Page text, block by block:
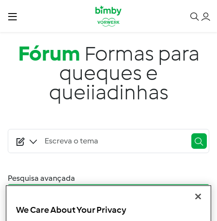
Passar para o conteúdo principal
Fórum Formas para
queques e
queiiadinhas
Pesquisa avançada
We Care About Your Privacy